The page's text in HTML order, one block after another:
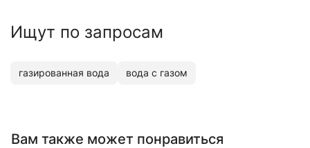
Ищут по запросам
газированная вода вода с газом
Вам также может понравиться